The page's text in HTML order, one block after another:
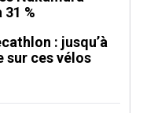
31 %
: jusqu’à
sur ces vélos